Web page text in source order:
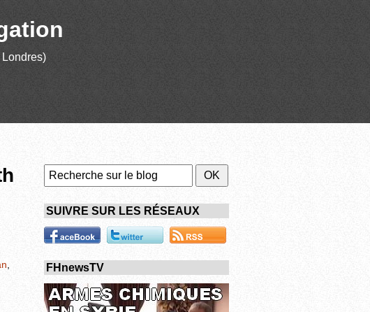
Londres)
SUIVRE SUR LES RÉSEAUX
FHnewsTV